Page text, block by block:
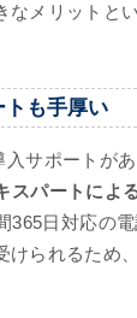
なメリットと
も手厚い
サポートがあ
スパートによ
365日対応の
けられるため